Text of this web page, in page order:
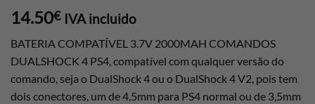
14.50€ IVA incluido
BATERIA COMPATÍVEL 3.7V 2000MAH COMANDOS
DUALSHOCK 4 PS4, compatível com qualquer versão do
comando, seja o DualShock 4 ou o DualShock 4 V2, pois tem
dois conectores, um de 4,5mm para PS4 normal ou de 3,5mm